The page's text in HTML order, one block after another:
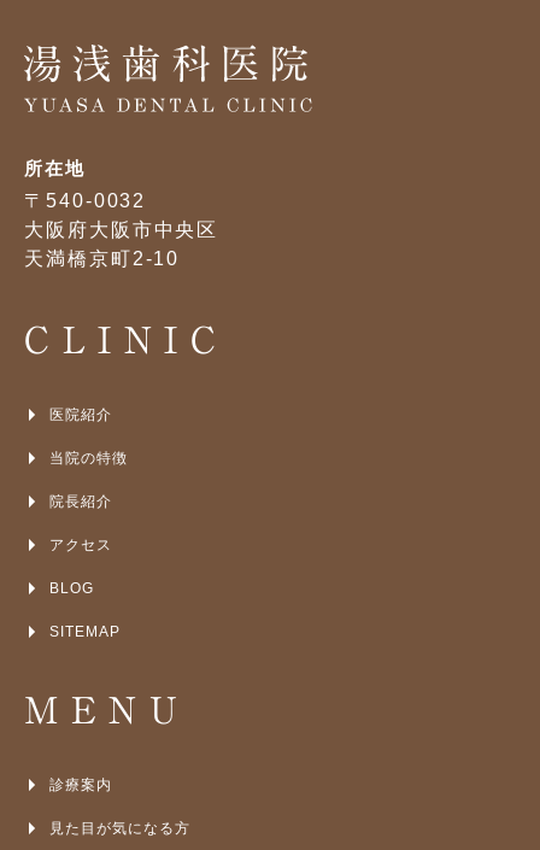
所在地
〒540-0032
大阪府大阪市中央区
天満橋京町2-10
CLINIC
医院紹介
当院の特徴
院長紹介
アクセス
BLOG
SITEMAP
MENU
診療案内
見た目が気になる方